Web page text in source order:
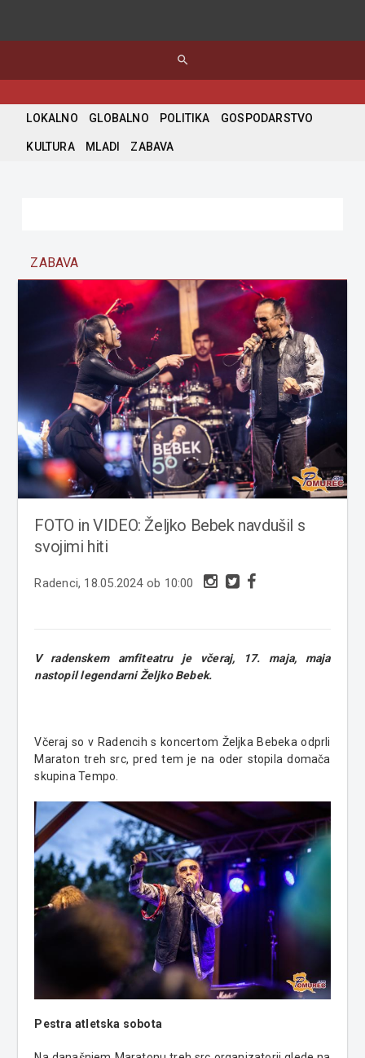
search
LOKALNO GLOBALNO POLITIKA GOSPODARSTVO
KULTURA MLADI ZABAVA
ZABAVA
FOTO in VIDEO: Željko Bebek navdušil s
svojimi hiti
Radenci, 18.05.2024 ob 10:00
V radenskem amfiteatru je včeraj, 17. maja, maja
nastopil legendarni Željko Bebek.
Včeraj so v Radencih s koncertom Željka Bebeka odprli
Maraton treh src, pred tem je na oder stopila domača
skupina Tempo.
Pestra atletska sobota